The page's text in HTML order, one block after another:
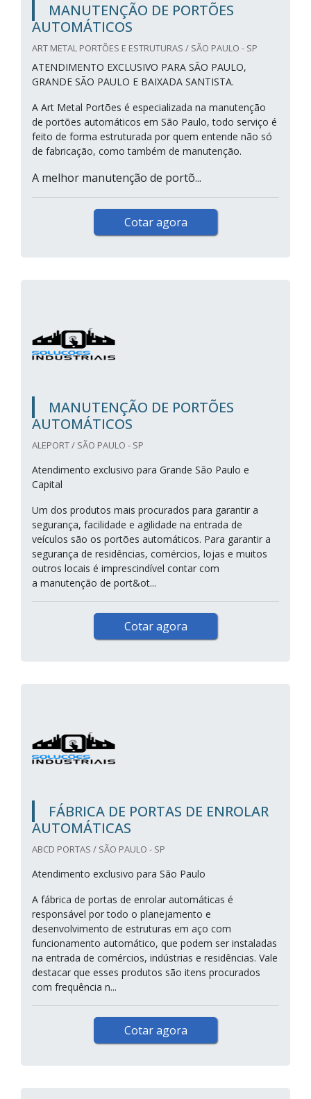
MANUTENÇÃO DE PORTÕES
AUTOMÁTICOS
ART METAL PORTÕES E ESTRUTURAS / SÃO PAULO - SP
ATENDIMENTO EXCLUSIVO PARA SÃO PAULO,
GRANDE SÃO PAULO E BAIXADA SANTISTA.
A Art Metal Portões é especializada na manutenção
de portões automáticos em São Paulo, todo serviço é
feito de forma estruturada por quem entende não só
de fabricação, como também de manutenção.
A melhor manutenção de portõ...
Cotar agora
MANUTENÇÃO DE PORTÕES
AUTOMÁTICOS
ALEPORT / SÃO PAULO - SP
Atendimento exclusivo para Grande São Paulo e
Capital
Um dos produtos mais procurados para garantir a
segurança, facilidade e agilidade na entrada de
veículos são os portões automáticos. Para garantir a
segurança de residências, comércios, lojas e muitos
outros locais é imprescindível contar com
a manutenção de port&ot...
Cotar agora
FÁBRICA DE PORTAS DE ENROLAR
AUTOMÁTICAS
ABCD PORTAS / SÃO PAULO - SP
Atendimento exclusivo para São Paulo
A fábrica de portas de enrolar automáticas é
responsável por todo o planejamento e
desenvolvimento de estruturas em aço com
funcionamento automático, que podem ser instaladas
na entrada de comércios, indústrias e residências. Vale
destacar que esses produtos são itens procurados
com frequência n...
Cotar agora